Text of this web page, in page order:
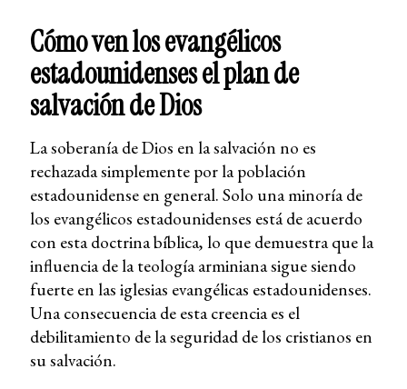
Cómo ven los evangélicos
estadounidenses el plan de
salvación de Dios
La soberanía de Dios en la salvación no es
rechazada simplemente por la población
estadounidense en general. Solo una minoría de
los evangélicos estadounidenses está de acuerdo
con esta doctrina bíblica, lo que demuestra que la
influencia de la teología arminiana sigue siendo
fuerte en las iglesias evangélicas estadounidenses.
Una consecuencia de esta creencia es el
debilitamiento de la seguridad de los cristianos en
su salvación.